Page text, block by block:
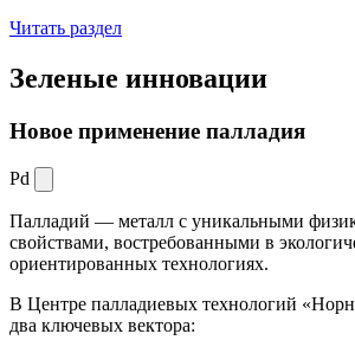
Читать раздел
Зеленые инновации
Новое применение палладия
Pd
Палладий — металл с уникальными
свойствами, востребованными в
ориентированных технологиях.
В Центре палладиевых технологий
два ключевых вектора: